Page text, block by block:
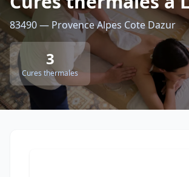
83490 — Provence Alpes Cote Dazur
3
Cures thermales